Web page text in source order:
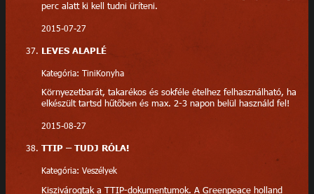
perc alatt ki kell tudni üríteni.
2015-07-27
LEVES ALAPLÉ
Kategória: TiniKonyha
Környezetbarát, takarékos és sokféle ételhez felhasználható, ha
elkészült tartsd hűtőben és max. 2-3 napon belül használd fel!
2015-08-27
TTIP – TUDJ RÓLA!
Kategória: Veszélyek
Kiszivárogtak a TTIP-dokumentumok. A Greenpeace holland